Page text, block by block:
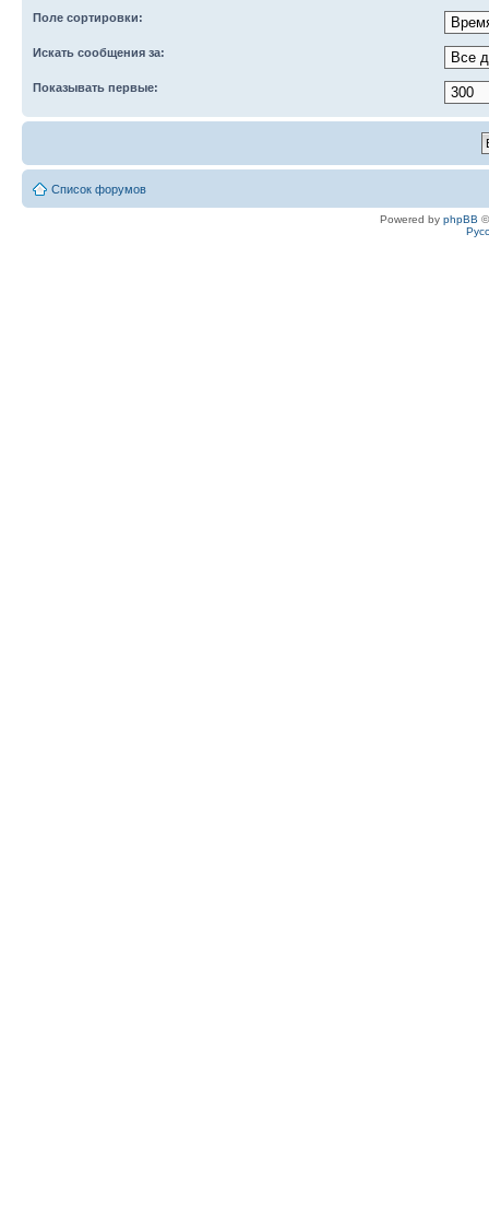
Поле сортировки:
Искать сообщения за:
Показывать первые:
Список форумов
Powered by phpBB